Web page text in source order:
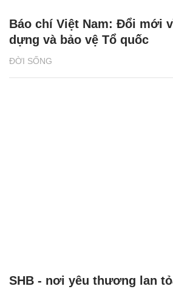
ĐỜI SỐNG
Báo chí Việt Nam: Đổi mới
dựng và bảo vệ Tổ quốc
SHB - nơi yêu thương lan